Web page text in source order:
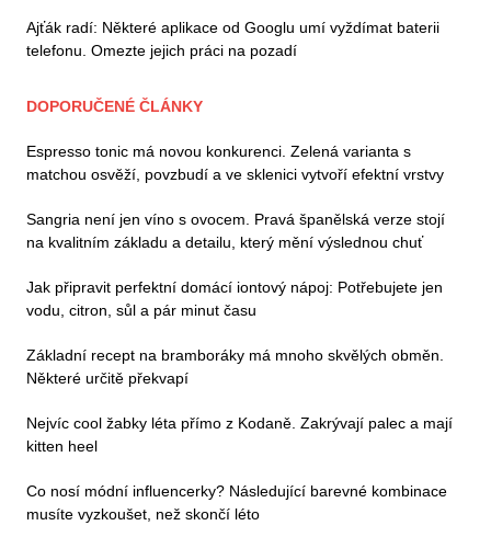
Ajťák radí: Některé aplikace od Googlu umí vyždímat baterii
telefonu. Omezte jejich práci na pozadí
DOPORUČENÉ ČLÁNKY
Espresso tonic má novou konkurenci. Zelená varianta s
matchou osvěží, povzbudí a ve sklenici vytvoří efektní vrstvy
Sangria není jen víno s ovocem. Pravá španělská verze stojí
na kvalitním základu a detailu, který mění výslednou chuť
Jak připravit perfektní domácí iontový nápoj: Potřebujete jen
vodu, citron, sůl a pár minut času
Základní recept na bramboráky má mnoho skvělých obměn.
Některé určitě překvapí
Nejvíc cool žabky léta přímo z Kodaně. Zakrývají palec a mají
kitten heel
Co nosí módní influencerky? Následující barevné kombinace
musíte vyzkoušet, než skončí léto